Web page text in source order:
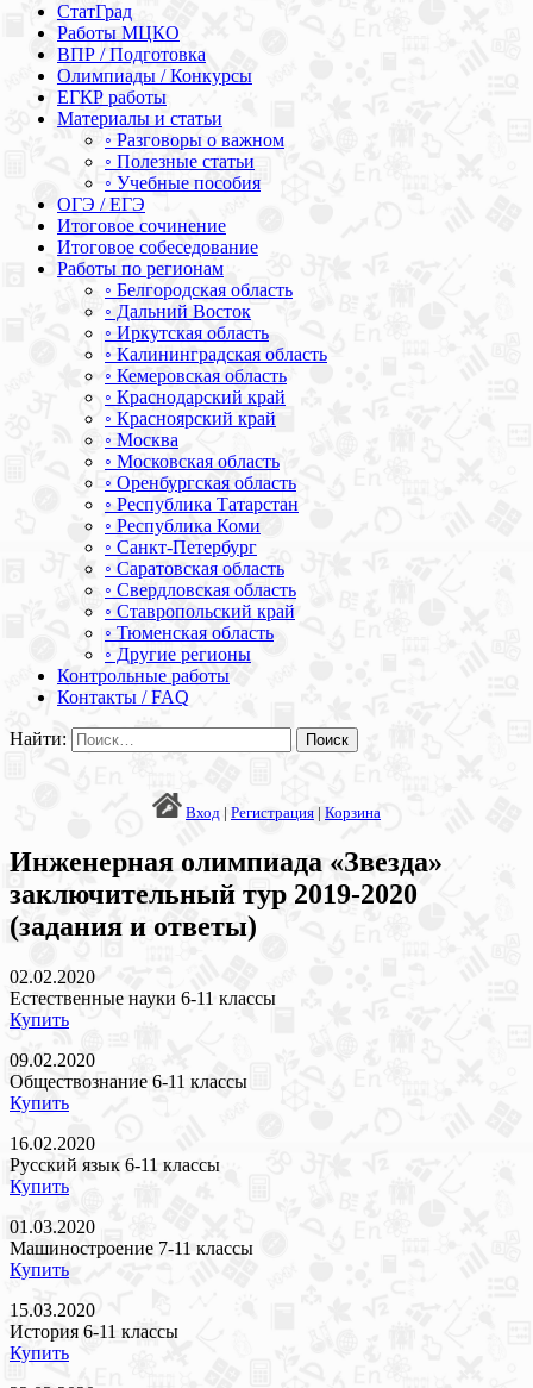
СтатГрад
Работы МЦКО
ВПР / Подготовка
Олимпиады / Конкурсы
ЕГКР работы
Материалы и статьи
◦ Разговоры о важном
◦ Полезные статьи
◦ Учебные пособия
ОГЭ / ЕГЭ
Итоговое сочинение
Итоговое собеседование
Работы по регионам
◦ Белгородская область
◦ Дальний Восток
◦ Иркутская область
◦ Калининградская область
◦ Кемеровская область
◦ Краснодарский край
◦ Красноярский край
◦ Москва
◦ Московская область
◦ Оренбургская область
◦ Республика Татарстан
◦ Республика Коми
◦ Санкт-Петербург
◦ Саратовская область
◦ Свердловская область
◦ Ставропольский край
◦ Тюменская область
◦ Другие регионы
Контрольные работы
Контакты / FAQ
Найти:
Вход | Регистрация | Корзина
Инженерная олимпиада «Звезда»
заключительный тур 2019-2020
(задания и ответы)
02.02.2020
Естественные науки 6-11 классы
Купить
09.02.2020
Обществознание 6-11 классы
Купить
16.02.2020
Русский язык 6-11 классы
Купить
01.03.2020
Машиностроение 7-11 классы
Купить
15.03.2020
История 6-11 классы
Купить